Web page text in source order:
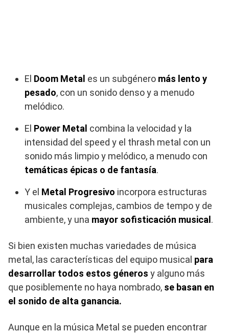
El Doom Metal es un subgénero más lento y
pesado, con un sonido denso y a menudo
melódico.
El Power Metal combina la velocidad y la
intensidad del speed y el thrash metal con un
sonido más limpio y melódico, a menudo con
temáticas épicas o de fantasía.
Y el Metal Progresivo incorpora estructuras
musicales complejas, cambios de tempo y de
ambiente, y una mayor sofisticación musical .
Si bien existen muchas variedades de música
metal, las características del equipo musical para
desarrollar todos estos géneros y alguno más
que posiblemente no haya nombrado, se basan en
el sonido de alta ganancia.
Aunque en la música Metal se pueden encontrar